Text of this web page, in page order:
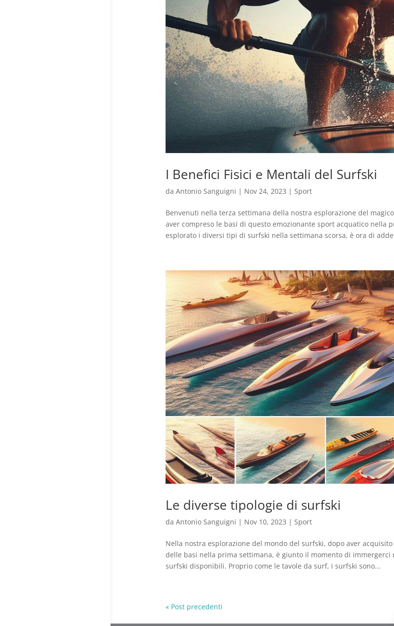
I Benefici Fisici e Mentali del Surfski
da Antonio Sanguigni | Nov 24, 2023 | Sport
Benvenuti nella terza settimana della nostra esplorazione del
aver compreso le basi di questo emozionante sport acquatico nella
esplorato i diversi tipi di surfski nella settimana scorsa, è ora di
Le diverse tipologie di surfski
da Antonio Sanguigni | Nov 10, 2023 | Sport
Nella nostra esplorazione del mondo del surfski, dopo aver
delle basi nella prima settimana, è giunto il momento di immergerci
surfski disponibili. Proprio come le tavole da surf, i surfski sono...
« Post precedenti